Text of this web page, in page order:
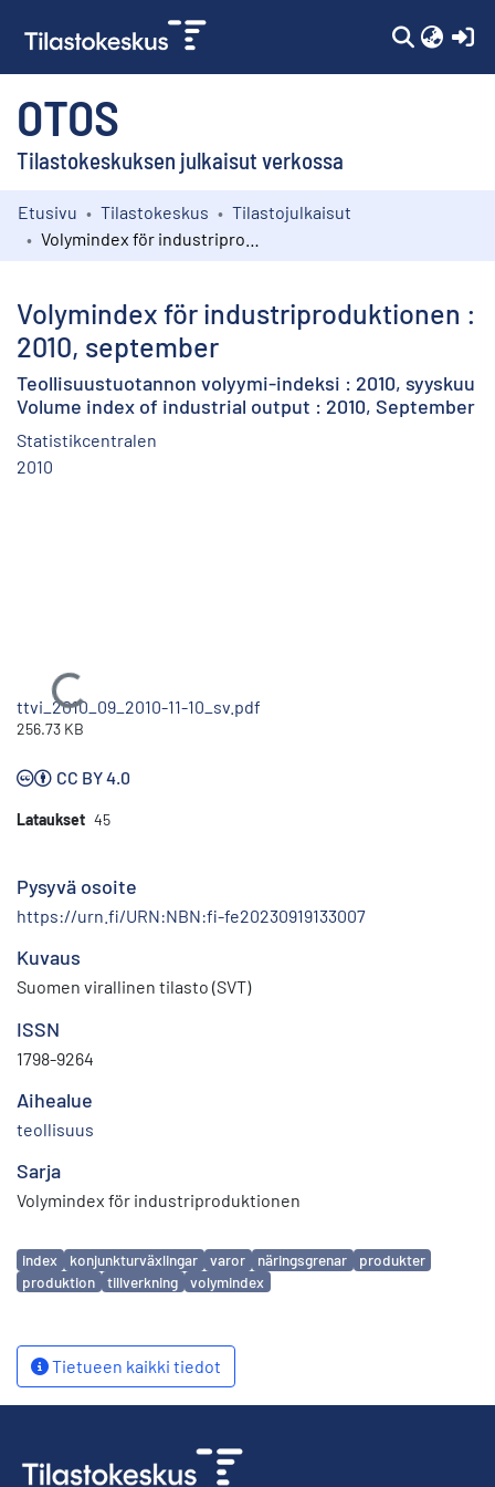
OTOS
Tilastokeskuksen julkaisut verkossa
Kokoelmat
Etusivu Tilastokeskus
Tilastojulkaisut
Volymindex för industriproduktionen :
2010, september
Teollisuustuotannon volyymi-indeksi : 2010, syyskuu
Volume index of industrial output : 2010, September
Statistikcentralen
2010
Ladataan...
ttvi_2010_09_2010-11-10_sv.pdf
256.73 KB
CC BY 4.0
Lataukset 45
Pysyvä osoite
https://urn.fi/URN:NBN:fi-fe20230919133007
Kuvaus
Suomen virallinen tilasto (SVT)
ISSN
1798-9264
Aihealue
teollisuus
Sarja
Volymindex för industriproduktionen
Avainsanat
index konjunkturväxlingar varor näringsgrenar
produkter
produktion
tillverkning volymindex
Tietueen kaikki tiedot